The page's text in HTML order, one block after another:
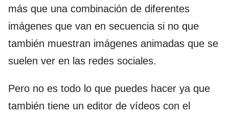
más que una combinación de diferentes
imágenes que van en secuencia si no que
también muestran imágenes animadas que se
suelen ver en las redes sociales.
Pero no es todo lo que puedes hacer ya que
también tiene un editor de vídeos con el